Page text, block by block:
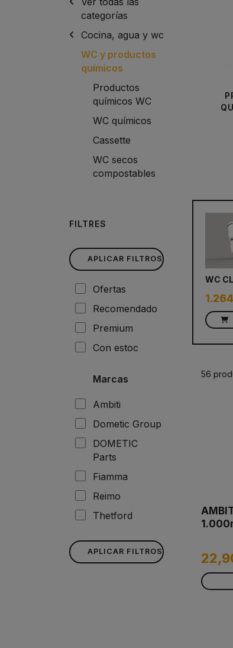
WC
56
categorías
Cocina, agua y wc
WC y productos
químicos
Productos
químicos WC
WC químicos
Cassette
WC secos
compostables
FILTRES
APLICAR FILTROS
Ofertas
Recomendado
Premium
Con estoc
Marcas
Ambiti
Dometic Group
DOMETIC
Parts
Fiamma
Reimo
Thetford
APLICAR FILTROS